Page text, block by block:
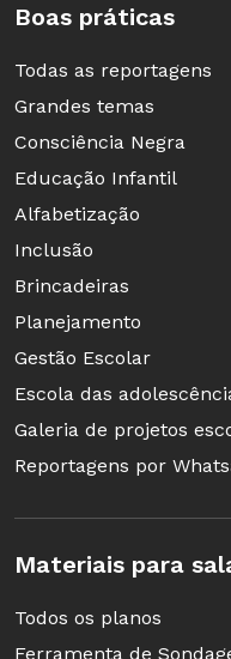
Boas práticas
Todas as reportagens
Grandes temas
Consciência Negra
Educação Infantil
Alfabetização
Inclusão
Brincadeiras
Planejamento
Gestão Escolar
Escola das
Galeria de projetos
Reportagens por
Materiais para
Todos os planos
Ferramenta de